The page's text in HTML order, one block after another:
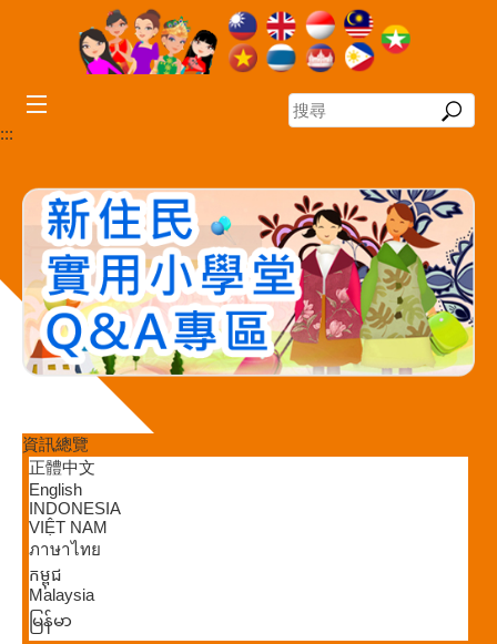
跳到主要內容區塊
搜
尋
:::
資訊總覽
正體中文
English
INDONESIA
VIỆT NAM
ภาษาไทย
កម្ពុជ
Malaysia
မြန်မာ